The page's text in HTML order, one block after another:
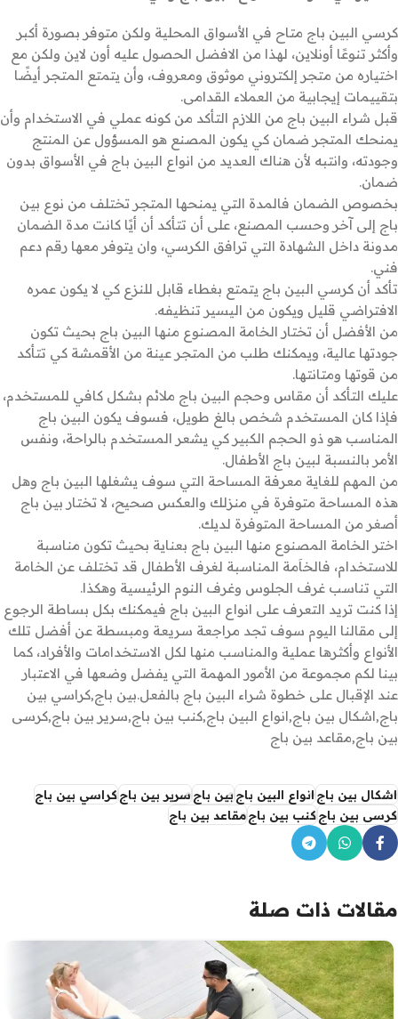
كرسي البين باج متاح في الأسواق المحلية ولكن متوفر بصورة أكبر
وأكثر تنوعًا أونلاين، لهذا من الافضل الحصول عليه أون لاين ولكن مع
اختياره من متجر إلكتروني موثوق ومعروف، وأن يتمتع المتجر أيضًا
بتقييمات إيجابية من العملاء القدامى.
قبل شراء البين باج من اللازم التأكد من كونه عملي في الاستخدام وأن
يمنحك المتجر ضمان كي يكون المصنع هو المسؤول عن المنتج
وجودته، وانتبه لأن هناك العديد من انواع البين باج في الأسواق بدون
ضمان.
بخصوص الضمان فالمدة التي يمنحها المتجر تختلف من نوع بين
باج إلى آخر وحسب المصنع، على أن تتأكد أن أيًا كانت مدة الضمان
مدونة داخل الشهادة التي ترافق الكرسي، وان يتوفر معها رقم دعم
فني.
تأكد أن كرسي البين باج يتمتع بغطاء قابل للنزع كي لا يكون عمره
الافتراضي قليل ويكون من اليسير تنظيفه.
من الأفضل أن تختار الخامة المصنوع منها البين باج بحيث تكون
جودتها عالية، ويمكنك طلب من المتجر عينة من الأقمشة كي تتأكد
من قوتها ومتانتها.
عليك التأكد أن مقاس وحجم البين باج ملائم بشكل كافي للمستخدم،
فإذا كان المستخدم شخص بالغ طويل، فسوف يكون البين باج
المناسب هو ذو الحجم الكبير كي يشعر المستخدم بالراحة، ونفس
الأمر بالنسبة لبين باج الأطفال.
من المهم للغاية معرفة المساحة التي سوف يشغلها البين باج وهل
هذه المساحة متوفرة في منزلك والعكس صحيح، لا تختار بين باج
أصغر من المساحة المتوفرة لديك.
اختر الخامة المصنوع منها البين باج بعناية بحيث تكون مناسبة
للاستخدام، فالخاَمة المناسبة لغرف الأطفال قد تختلف عن الخامة
التي تناسب غرف الجلوس وغرف النوم الرئيسية وهكذا.
إذا كنت تريد التعرف على انواع البين باج فيمكنك بكل بساطة الرجوع
إلى مقالنا اليوم سوف تجد مراجعة سريعة ومبسطة عن أفضل تلك
الأنواع وأكثرها عملية والمناسب منها لكل الاستخدامات والأفراد، كما
بينا لكم مجموعة من الأمور المهمة التي يفضل وضعها في الاعتبار
عند الإقبال على خطوة شراء البين باج بالفعل.بين باج,كراسي بين
باج,اشكال بين باج,انواع البين باج,كنب بين باج,سرير بين باج,كرسى
بين باج,مقاعد بين باج
اشكال بين باجانواع البين باجبين باجسرير بين باجكراسي بين باج
كرسى بين باجكنب بين باجمقاعد بين باج
مقالات ذات صلة